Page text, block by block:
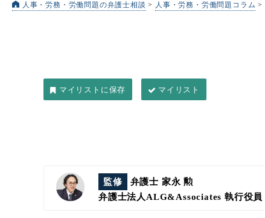
人事・労務・労働問題の弁護士相談 > 人事・労務・労働問題コラム >
マイリスト
監修
弁護士 家永 勲
弁護士法人ALG&Associates 執行役員